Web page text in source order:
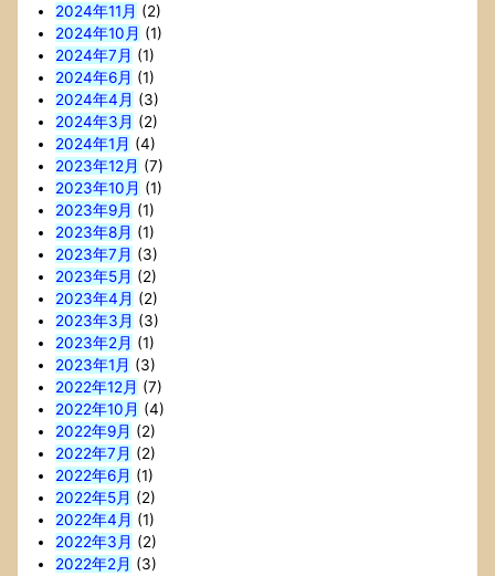
2024年11月 (2)
2024年10月 (1)
2024年7月 (1)
2024年6月 (1)
2024年4月 (3)
2024年3月 (2)
2024年1月 (4)
2023年12月 (7)
2023年10月 (1)
2023年9月 (1)
2023年8月 (1)
2023年7月 (3)
2023年5月 (2)
2023年4月 (2)
2023年3月 (3)
2023年2月 (1)
2023年1月 (3)
2022年12月 (7)
2022年10月 (4)
2022年9月 (2)
2022年7月 (2)
2022年6月 (1)
2022年5月 (2)
2022年4月 (1)
2022年3月 (2)
2022年2月 (3)